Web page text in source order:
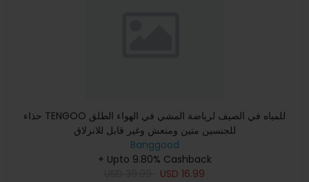
حذاء TENGOO للمياه في الصيف لرياضة المشي في الهواء الطلق
للجنسين متين ومنعش وغير قابل للانزلاق
Banggood
+ Upto 9.80% Cashback
USD 16.99